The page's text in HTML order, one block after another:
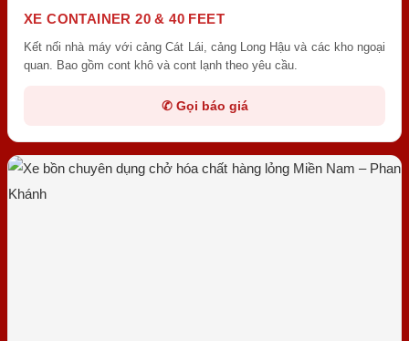
XE CONTAINER 20 & 40 FEET
Kết nối nhà máy với cảng Cát Lái, cảng Long Hậu và các kho ngoại
quan. Bao gồm cont khô và cont lạnh theo yêu cầu.
✆ Gọi báo giá